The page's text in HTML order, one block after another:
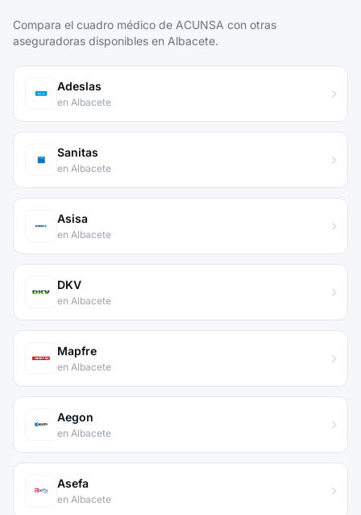
Compara el cuadro médico de ACUNSA con otras
aseguradoras disponibles en Albacete.
Adeslas
en Albacete
Sanitas
en Albacete
Asisa
en Albacete
DKV
en Albacete
Mapfre
en Albacete
Aegon
en Albacete
Asefa
en Albacete